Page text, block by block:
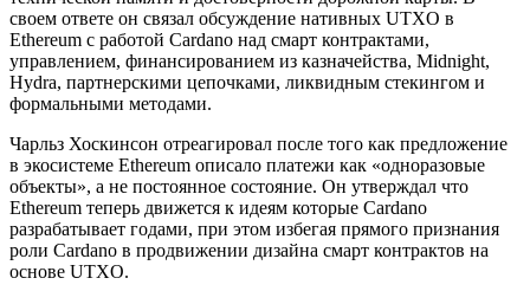
своем ответе он связал обсуждение нативных UTXO в
Ethereum с работой Cardano над смарт контрактами,
управлением, финансированием из казначейства, Midnight,
Hydra, партнерскими цепочками, ликвидным стекингом и
формальными методами.
Чарльз Хоскинсон отреагировал после того как предложение
в экосистеме Ethereum описало платежи как «одноразовые
объекты», а не постоянное состояние. Он утверждал что
Ethereum теперь движется к идеям которые Cardano
разрабатывает годами, при этом избегая прямого признания
роли Cardano в продвижении дизайна смарт контрактов на
основе UTXO.